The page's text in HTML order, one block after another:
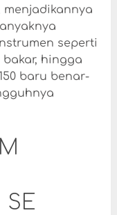
menjadikannya
seperti
hingga
baru benar-
SE